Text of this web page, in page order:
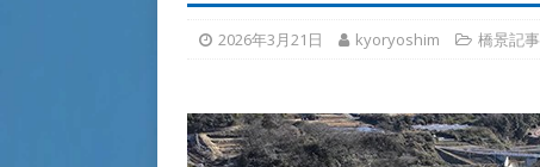
2026年3月21日 kyoryoshim 橋景記事